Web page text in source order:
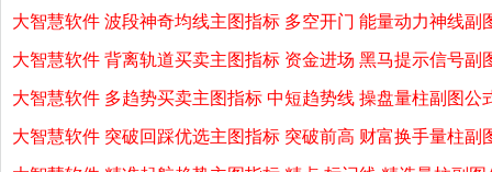
大智慧软件 波段神奇均线主图指标 多空开门 能量动力神线副
大智慧软件 背离轨道买卖主图指标 资金进场 黑马提示信号副
大智慧软件 多趋势买卖主图指标 中短趋势线 操盘量柱副图公
大智慧软件 突破回踩优选主图指标 突破前高 财富换手量柱副